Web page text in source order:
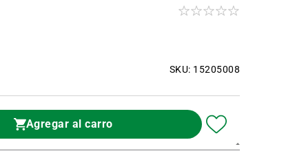
SKU: 15205008
Agregar al carro